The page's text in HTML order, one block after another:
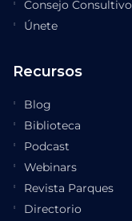
Consejo Consultivo
Únete
Recursos
Blog
Biblioteca
Podcast
Webinars
Revista Parques
Directorio